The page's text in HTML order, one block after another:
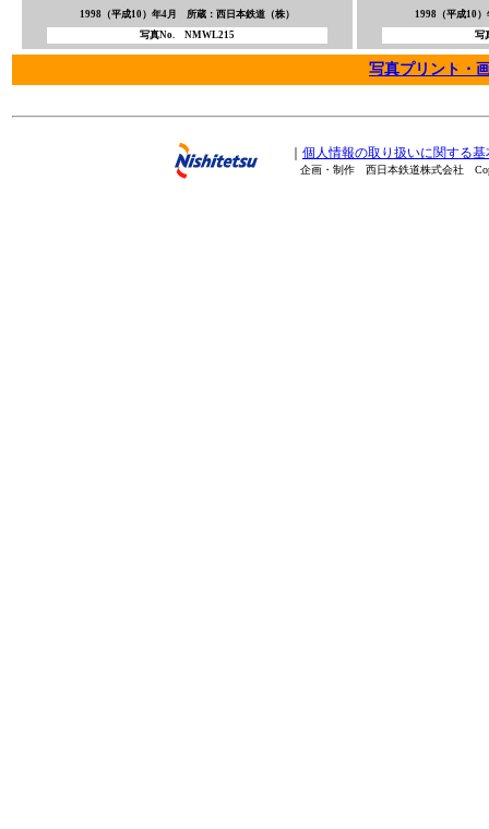
1998（平成10）年4月 所蔵：西日本鉄道（株）
写真No. NMWL215
1998（平成10
写
写真プリント・
個人情報の取り扱いに関する基
企画・制作 西日本鉄道株式会社